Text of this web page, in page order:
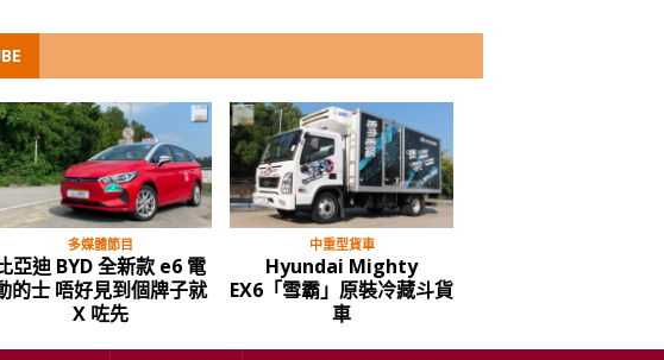
多媒體節目
亞迪 BYD 全新款 e6 電
的士 唔好見到個牌子就
X 咗先
中重型貨車
Hyundai Mighty
EX6「雪霸」原裝冷藏斗貨
車